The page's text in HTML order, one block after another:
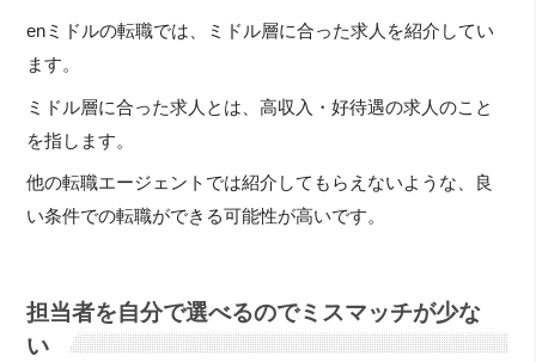
enミドルの転職では、ミドル層に合った求人を紹介してい
ます。
ミドル層に合った求人とは、高収入・好待遇の求人のこと
を指します。
他の転職エージェントでは紹介してもらえないような、良
い条件での転職ができる可能性が高いです。
担当者を自分で選べるのでミスマッチが少な
い